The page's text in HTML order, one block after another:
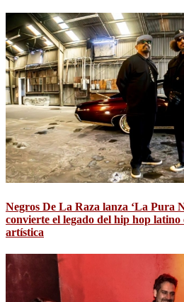
Negros De La Raza lanza ‘La Pura
convierte el legado del hip hop
artística